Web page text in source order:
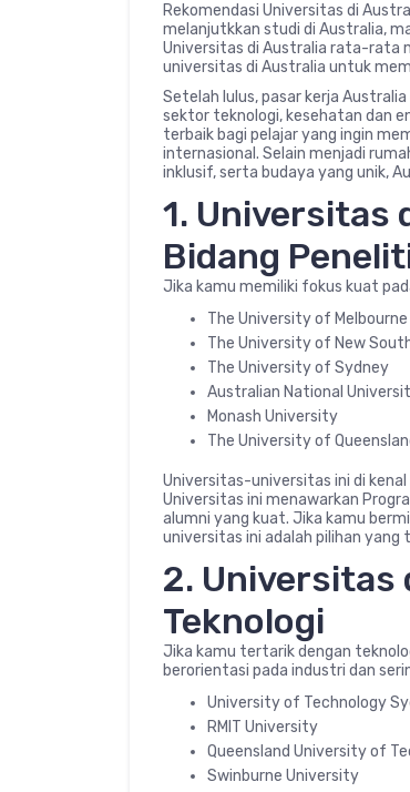
Rekomendasi Universitas di
melanjutkkan studi di Australia,
Universitas di Australia rata-rata
universitas di Australia untuk
Setelah lulus, pasar kerja
sektor teknologi, kesehatan dan
terbaik bagi pelajar yang ingin
internasional. Selain menjadi
inklusif, serta budaya yang unik,
1. Universitas
Bidang
Jika kamu memiliki fokus kuat
The University of Melbourne
The University of New
The University of Sydney
Australian National
Monash University
The University of
Universitas-universitas ini di
Universitas ini menawarkan
alumni yang kuat. Jika kamu
universitas ini adalah pilihan yang
2. Universitas
Teknologi
Jika kamu tertarik dengan
berorientasi pada industri dan
University of Technology
RMIT University
Queensland University of
Swinburne University